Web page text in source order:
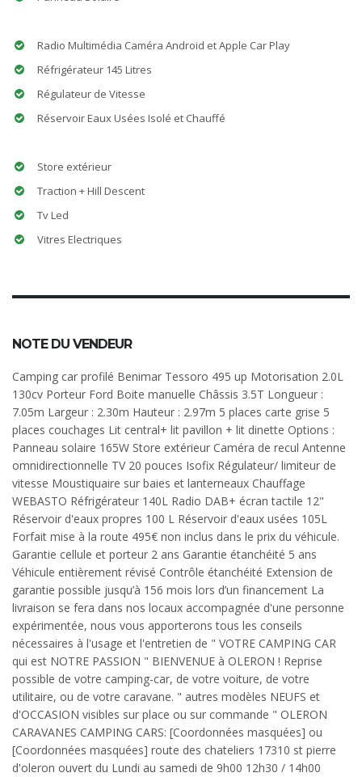
Radio Multimédia Caméra Android et Apple Car Play
Réfrigérateur 145 Litres
Régulateur de Vitesse
Réservoir Eaux Usées Isolé et Chauffé
Store extérieur
Traction + Hill Descent
Tv Led
Vitres Electriques
NOTE DU VENDEUR
Camping car profilé Benimar Tessoro 495 up Motorisation 2.0L
130cv Porteur Ford Boite manuelle Châssis 3.5T Longueur :
7.05m Largeur : 2.30m Hauteur : 2.97m 5 places carte grise 5
places couchages Lit central+ lit pavillon + lit dinette Options :
Panneau solaire 165W Store extérieur Caméra de recul Antenne
omnidirectionnelle TV 20 pouces Isofix Régulateur/ limiteur de
vitesse Moustiquaire sur baies et lanterneaux Chauffage
WEBASTO Réfrigérateur 140L Radio DAB+ écran tactile 12"
Réservoir d'eaux propres 100 L Réservoir d'eaux usées 105L
Forfait mise à la route 495€ non inclus dans le prix du véhicule.
Garantie cellule et porteur 2 ans Garantie étanchéité 5 ans
Véhicule entièrement révisé Contrôle étanchéité Extension de
garantie possible jusqu’à 156 mois lors d’un financement La
livraison se fera dans nos locaux accompagnée d'une personne
expérimentée, nous vous apporterons tous les conseils
nécessaires à l'usage et l'entretien de " VOTRE CAMPING CAR
qui est NOTRE PASSION " BIENVENUE à OLERON ! Reprise
possible de votre camping-car, de votre voiture, de votre
utilitaire, ou de votre caravane. " autres modèles NEUFS et
d'OCCASION visibles sur place ou sur commande " OLERON
CARAVANES CAMPING CARS: [Coordonnées masquées] ou
[Coordonnées masquées] route des chateliers 17310 st pierre
d'oleron ouvert du Lundi au samedi de 9h00 12h30 / 14h00